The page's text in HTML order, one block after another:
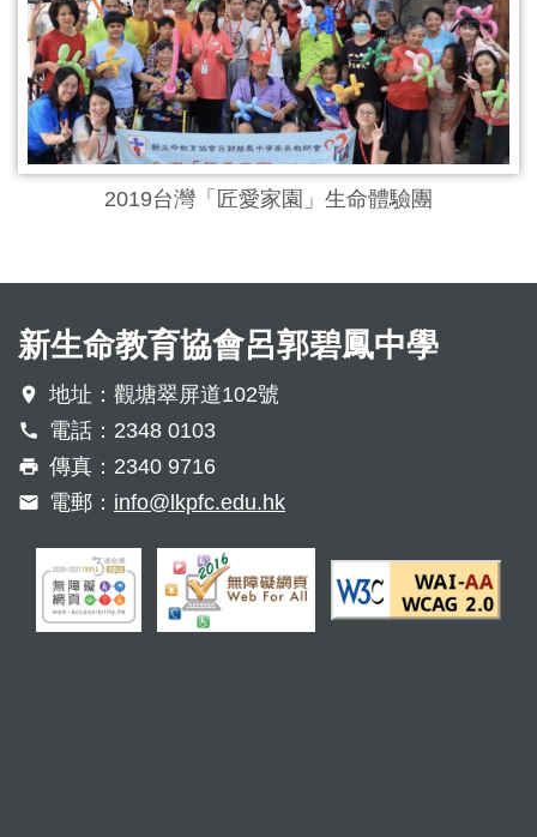
2019台灣「匠愛家園」生命體驗團
新生命教育協會呂郭碧鳳中學
地址：觀塘翠屏道102號
電話：2348 0103
傳真：2340 9716
電郵： info@lkpfc.edu.hk